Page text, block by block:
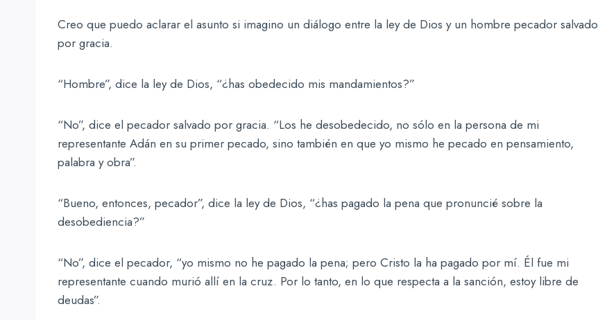
Creo que puedo aclarar el asunto si imagino un diálogo entre la ley de Dios y un hombre pecador salvado
por gracia.
“Hombre”, dice la ley de Dios, “¿has obedecido mis mandamientos?”
“No”, dice el pecador salvado por gracia. “Los he desobedecido, no sólo en la persona de mi
representante Adán en su primer pecado, sino también en que yo mismo he pecado en pensamiento,
palabra y obra”.
“Bueno, entonces, pecador”, dice la ley de Dios, “¿has pagado la pena que pronuncié sobre la
desobediencia?”
“No”, dice el pecador, “yo mismo no he pagado la pena; pero Cristo la ha pagado por mí. Él fue mi
representante cuando murió allí en la cruz. Por lo tanto, en lo que respecta a la sanción, estoy libre de
deudas”.